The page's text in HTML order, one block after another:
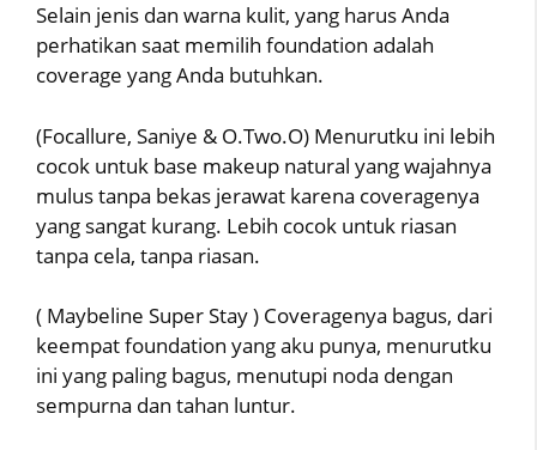
Selain jenis dan warna kulit, yang harus Anda
perhatikan saat memilih foundation adalah
coverage yang Anda butuhkan.
(Focallure, Saniye & O.Two.O) Menurutku ini lebih
cocok untuk base makeup natural yang wajahnya
mulus tanpa bekas jerawat karena coveragenya
yang sangat kurang. Lebih cocok untuk riasan
tanpa cela, tanpa riasan.
( Maybeline Super Stay ) Coveragenya bagus, dari
keempat foundation yang aku punya, menurutku
ini yang paling bagus, menutupi noda dengan
sempurna dan tahan luntur.